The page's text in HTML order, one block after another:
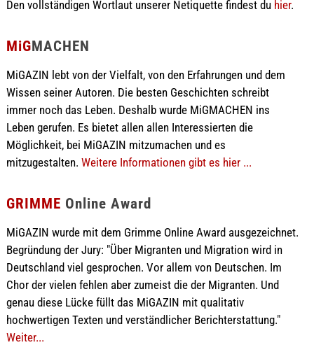
Den vollständigen Wortlaut unserer Netiquette findest du hier.
MiGMACHEN
MiGAZIN lebt von der Vielfalt, von den Erfahrungen und dem
Wissen seiner Autoren. Die besten Geschichten schreibt
immer noch das Leben. Deshalb wurde MiGMACHEN ins
Leben gerufen. Es bietet allen allen Interessierten die
Möglichkeit, bei MiGAZIN mitzumachen und es
mitzugestalten. Weitere Informationen gibt es hier ...
GRIMME Online Award
MiGAZIN wurde mit dem Grimme Online Award ausgezeichnet.
Begründung der Jury: "Über Migranten und Migration wird in
Deutschland viel gesprochen. Vor allem von Deutschen. Im
Chor der vielen fehlen aber zumeist die der Migranten. Und
genau diese Lücke füllt das MiGAZIN mit qualitativ
hochwertigen Texten und verständlicher Berichterstattung."
Weiter...